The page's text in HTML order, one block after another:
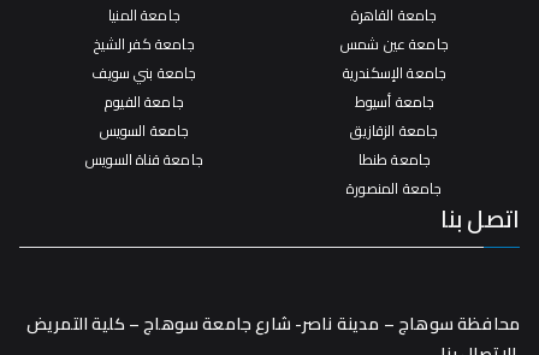
جامعة القاهرة
جامعة عين شمس
جامعة الإسكندرية
جامعة أسيوط
جامعة الزقازيق
جامعة طنطا
جامعة المنصورة
جامعة المنيا
جامعة كفر الشيخ
جامعة بني سويف
جامعة الفيوم
جامعة السويس
جامعة قناة السويس
اتصل بنا
محافظة سوهاج – مدينة ناصر- شارع جامعة سوهاج – كلية التمريض